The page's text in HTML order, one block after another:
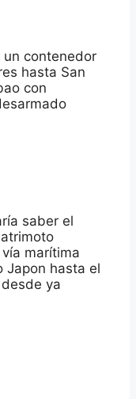
contenedor
hasta San
con
saber el
marítima
Japon hasta el
ya